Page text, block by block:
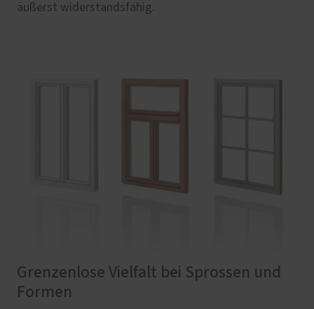
äußerst widerstandsfähig.
Grenzenlose Vielfalt bei Sprossen und
Formen